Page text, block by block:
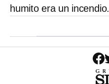
humito era un incendio.